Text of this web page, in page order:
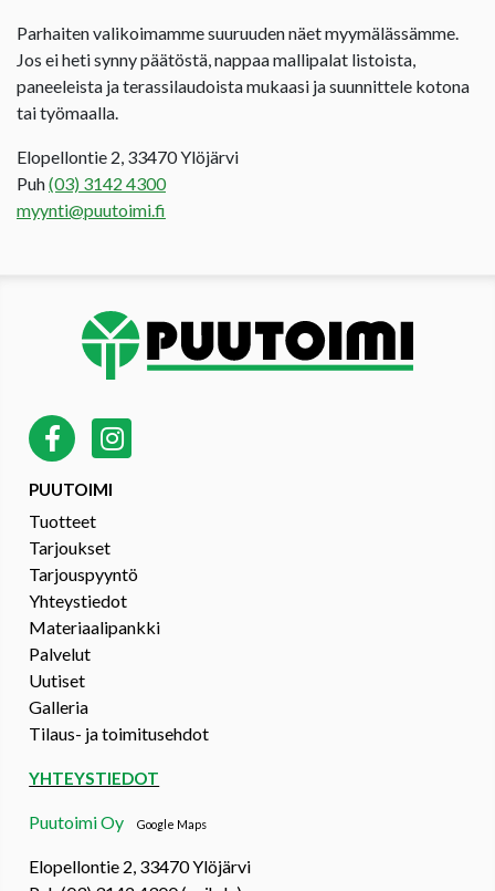
Parhaiten valikoimamme suuruuden näet myymälässämme.
Jos ei heti synny päätöstä, nappaa mallipalat listoista,
paneeleista ja terassilaudoista mukaasi ja suunnittele kotona
tai työmaalla.
Elopellontie 2, 33470 Ylöjärvi
Puh(03) 3142 4300
myynti@puutoimi.fi
PUUTOIMI
Tuotteet
Tarjoukset
Tarjouspyyntö
Yhteystiedot
Materiaalipankki
Palvelut
Uutiset
Galleria
Tilaus- ja toimitusehdot
YHTEYSTIEDOT
Puutoimi OyGoogle Maps
Elopellontie 2, 33470 Ylöjärvi